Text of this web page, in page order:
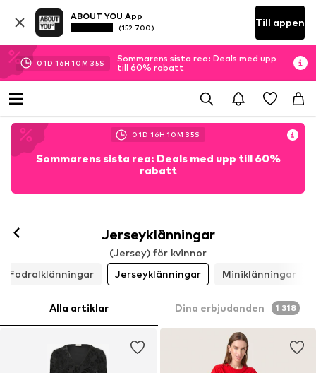
ABOUT YOU App
(152 700) Till appen
01D 16H 10M 32S
Sommarens sista rea: Deals med upp
till 60% rabatt
01D 16H 10M 32S
Sommarens sista rea: Deals med upp till 60%
rabatt
Jerseyklänningar
(Jersey) för kvinnor
Fodralklänningar
Jerseyklänningar Miniklänningar
Alla artiklar Dina erbjudanden 1 318